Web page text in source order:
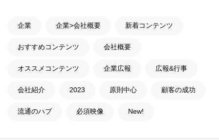
企業 企業>会社概要 新着コンテンツ
おすすめコンテンツ 会社概要
オススメコンテンツ 企業広報 広報&行事
会社紹介 2023 原則中心 顧客の成功
流通のハブ 必須映像 New!